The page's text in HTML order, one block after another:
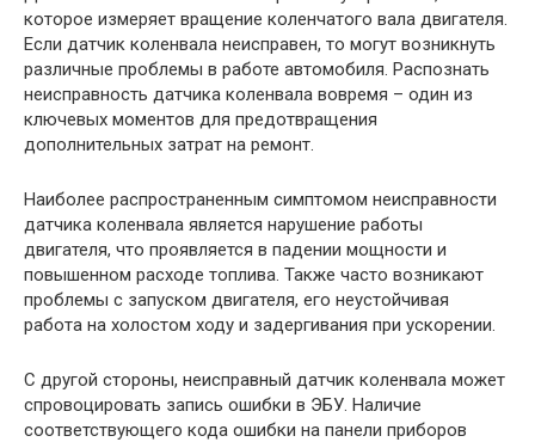
которое измеряет вращение коленчатого вала двигателя.
Если датчик коленвала неисправен, то могут возникнуть
различные проблемы в работе автомобиля. Распознать
неисправность датчика коленвала вовремя – один из
ключевых моментов для предотвращения
дополнительных затрат на ремонт.
Наиболее распространенным симптомом неисправности
датчика коленвала является нарушение работы
двигателя, что проявляется в падении мощности и
повышенном расходе топлива. Также часто возникают
проблемы с запуском двигателя, его неустойчивая
работа на холостом ходу и задергивания при ускорении.
С другой стороны, неисправный датчик коленвала может
спровоцировать запись ошибки в ЭБУ. Наличие
соответствующего кода ошибки на панели приборов